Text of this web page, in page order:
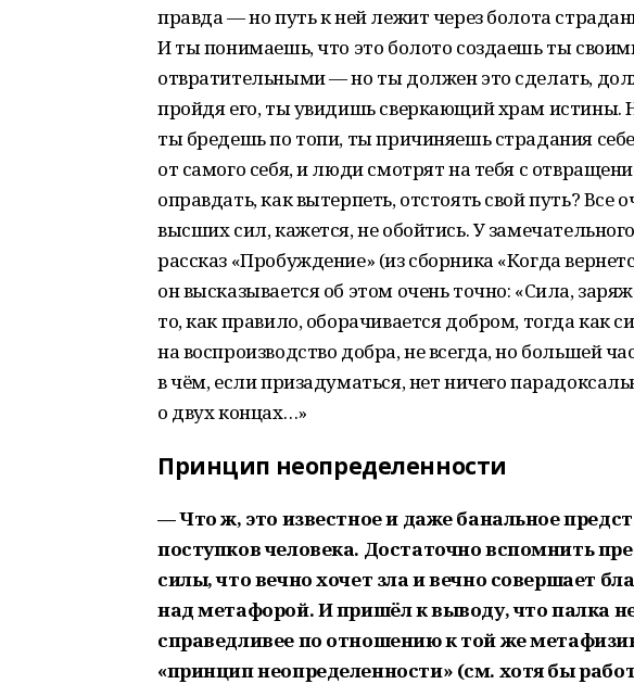
правда — но путь к ней лежит через болота
И ты понимаешь, что это болото создаешь ты
отвратительными — но ты должен это сделать,
пройдя его, ты увидишь сверкающий храм истины.
ты бредешь по топи, ты причиняешь страдания
от самого себя, и люди смотрят на тебя с
оправдать, как вытерпеть, отстоять свой путь?
высших сил, кажется, не обойтись. У
рассказ «Пробуждение» (из сборника «Когда
он высказывается об этом очень точно: «Сила,
то, как правило, оборачивается добром, тогда как
на воспроизводство добра, не всегда, но большей
в чём, если призадуматься, нет ничего
о двух концах…»
Принцип неопределенности
— Что ж, это известное и даже банальное
поступков человека. Достаточно вспомнить
силы, что вечно хочет зла и вечно совершает
над метафорой. И пришёл к выводу, что палка
справедливее по отношению к той же
«принцип неопределенности» (см. хотя бы